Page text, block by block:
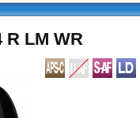
R LM WR